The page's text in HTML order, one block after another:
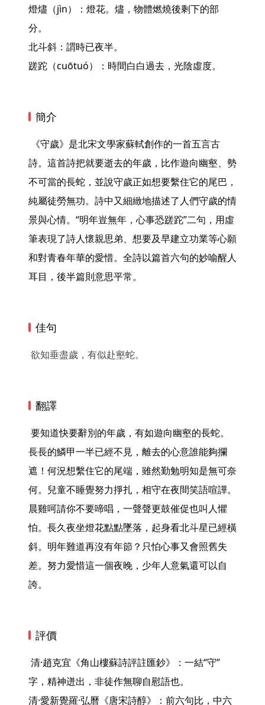
燈燼（jìn）：燈花。燼，物體燃燒後剩下的部
分。
北斗斜：謂時已夜半。
蹉跎（cuōtuó）：時間白白過去，光陰虛度。
簡介
詩。這首詩把就要逝去的年歲，比作遊向幽壑、勢
不可當的長蛇，並說守歲正如想要繫住它的尾巴，
純屬徒勞無功。詩中又細緻地描述了人們守歲的情
景與心情。“明年豈無年，心事恐蹉跎”二句，用虛
筆表現了詩人懷親思弟、想要及早建立功業等心願
和對青春年華的愛惜。全詩以篇首六句的妙喻醒人
耳目，後半篇則意思平常。
佳句
欲知垂盡歲，有似赴壑蛇。
翻譯
長長的鱗甲一半已經不見，離去的心意誰能夠攔
遮！何況想繫住它的尾端，雖然勤勉明知是無可奈
何。兒童不睡覺努力掙扎，相守在夜間笑語喧譁。
晨雞呵請你不要啼唱，一聲聲更鼓催促也叫人懼
怕。長久夜坐燈花點點墜落，起身看北斗星已經橫
斜。明年難道再沒有年節？只怕心事又會照舊失
差。努力愛惜這一個夜晚，少年人意氣還可以自
誇。
評價
字，精神迸出，非徒作無聊自慰語也。
清·愛新覺羅·弘曆《唐宋詩醇》：前六句比，中六